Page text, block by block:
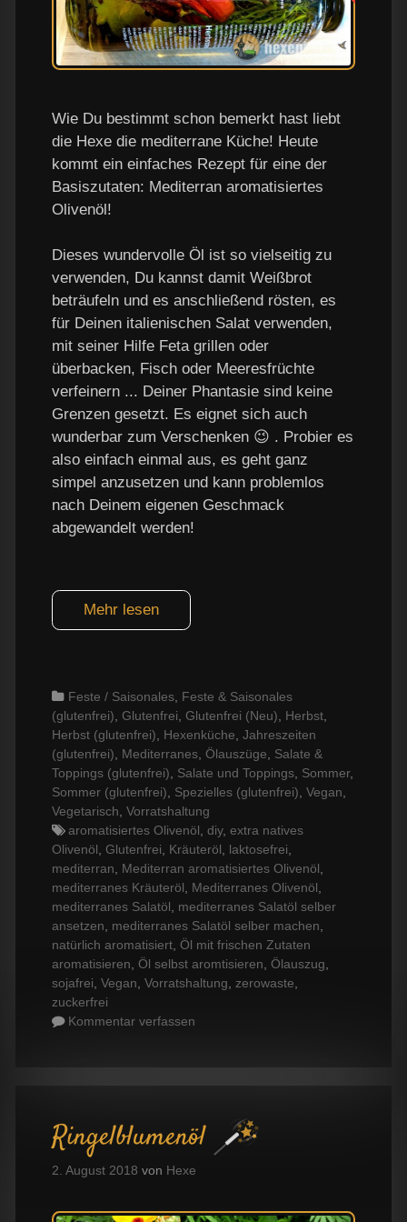
Wie Du bestimmt schon bemerkt hast liebt
die Hexe die mediterrane Küche! Heute
kommt ein einfaches Rezept für eine der
Basiszutaten: Mediterran aromatisiertes
Olivenöl!
Dieses wundervolle Öl ist so vielseitig zu
verwenden, Du kannst damit Weißbrot
beträufeln und es anschließend rösten, es
für Deinen italienischen Salat verwenden,
mit seiner Hilfe Feta grillen oder
überbacken, Fisch oder Meeresfrüchte
verfeinern ... Deiner Phantasie sind keine
Grenzen gesetzt. Es eignet sich auch
wunderbar zum Verschenken 😉 . Probier es
also einfach einmal aus, es geht ganz
simpel anzusetzen und kann problemlos
nach Deinem eigenen Geschmack
abgewandelt werden!
Mehr lesen
Categories
Feste / Saisonales Feste & Saisonales
(glutenfrei)
Glutenfrei Glutenfrei (Neu) Herbst
Herbst (glutenfrei)
Hexenküche Jahreszeiten
(glutenfrei)
Mediterranes Ölauszüge
Salate &
Toppings (glutenfrei)
Salate und Toppings Sommer,
Sommer (glutenfrei)
Spezielles (glutenfrei) Vegan
Vegetarisch Vorratshaltung
Tags
aromatisiertes Olivenöl diy, extra natives
Olivenöl
Glutenfrei Kräuteröl laktosefrei
mediterran
Mediterran aromatisiertes Olivenöl
mediterranes Kräuteröl
Mediterranes Olivenöl
mediterranes Salatöl
mediterranes Salatöl selber
ansetzen
mediterranes Salatöl selber machen
natürlich aromatisiert Öl mit frischen Zutaten
aromatisieren Öl selbst aromtisieren Ölauszug
sojafrei Vegan Vorratshaltung zerowaste
zuckerfrei
Kommentar verfassen
Ringelblumenöl
2. August 2018 von Hexe